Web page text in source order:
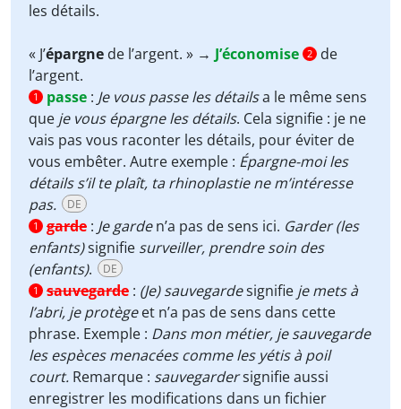
les détails.
« J’épargne de l’argent. » → J’économise 2
de
l’argent.
1 passe : Je vous passe les détailsa le même sens
que je vous épargne les détails. Cela signifie : je ne
vais pas vous raconter les détails, pour éviter de
vous embêter. Autre exemple : Épargne-moi les
détails s’il te plaît, ta rhinoplastie ne m’intéresse
pas.
DE
1 garde : Je garden’a pas de sens ici. Garder (les
enfants)signifie surveiller, prendre soin des
(enfants). DE
1 sauvegarde : (Je) sauvegardesignifie je mets à
l’abri, je protègeet n’a pas de sens dans cette
phrase. Exemple : Dans mon métier, je sauvegarde
les espèces menacées comme les yétis à poil
court. Remarque : sauvegardersignifie aussi
enregistrer les modifications dans un fichier